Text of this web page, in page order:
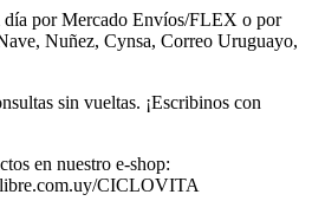
día por Mercado Envíos/FLEX o por
Nuñez, Cynsa, Correo Uruguayo,
sin vueltas. ¡Escribinos con
en nuestro e-shop:
CICLOVITA